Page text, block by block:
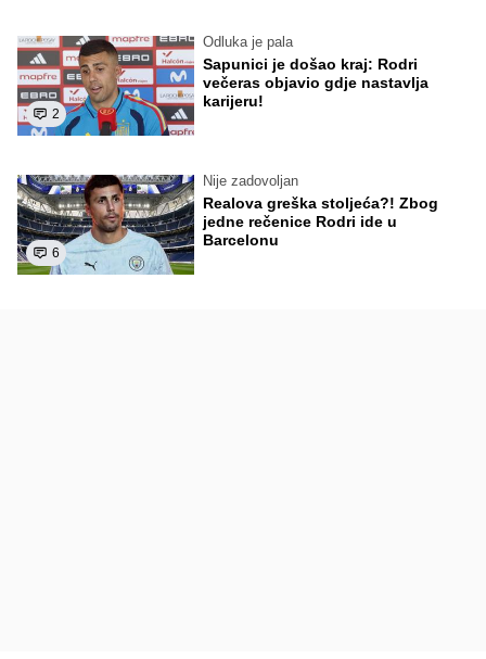
2
Odluka je pala
Sapunici je došao kraj: Rodri
večeras objavio gdje nastavlja
karijeru!
6
Nije zadovoljan
Realova greška stoljeća?! Zbog
jedne rečenice Rodri ide u
Barcelonu